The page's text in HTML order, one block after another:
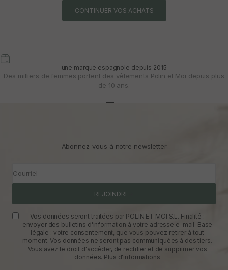
CONTINUER VOS ACHATS
une marque espagnole depuis 2015
Des milliers de femmes portent des vêtements Polin et Moi depuis plus
de 10 ans.
Abonnez-vous à notre newsletter
Courriel
REJOINDRE
Vos données seront traitées par POLIN ET MOI S.L. Finalité :
envoyer des bulletins d'information à votre adresse e-mail. Base
légale : votre consentement, que vous pouvez retirer à tout
moment. Vos données ne seront pas communiquées à des tiers.
Vous avez le droit d'accéder, de rectifier et de supprimer vos
données. Plus d'informations